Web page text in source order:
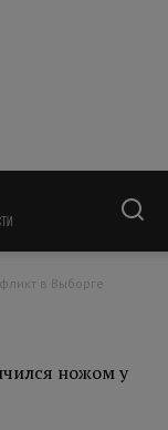
ножом у